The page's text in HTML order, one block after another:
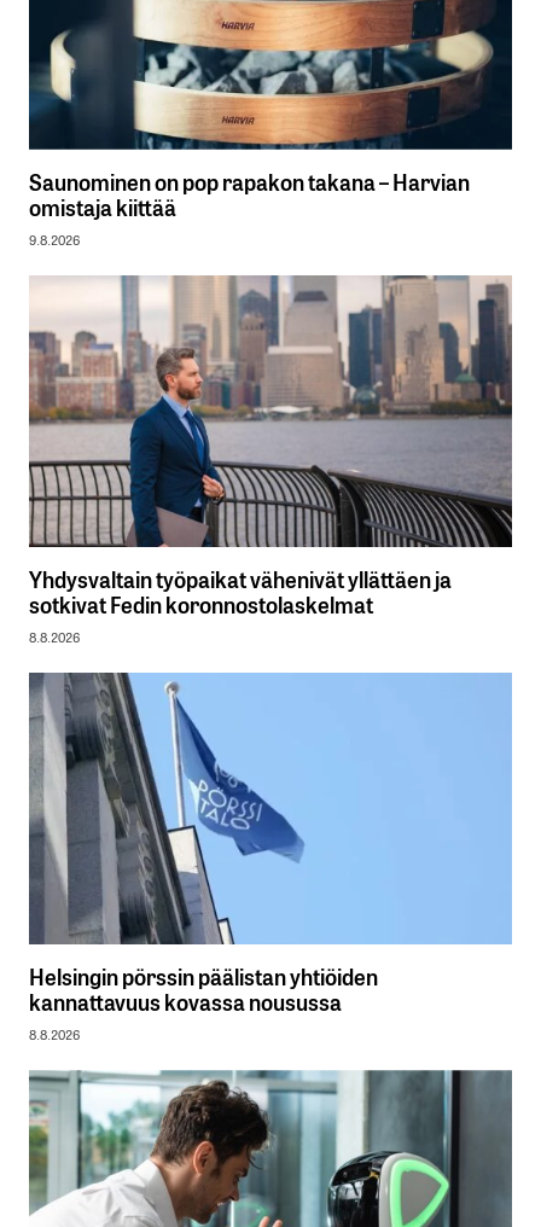
Saunominen on pop rapakon takana – Harvian
omistaja kiittää
9.8.2026
Yhdysvaltain työpaikat vähenivät yllättäen ja
sotkivat Fedin koronnostolaskelmat
8.8.2026
Helsingin pörssin päälistan yhtiöiden
kannattavuus kovassa nousussa
8.8.2026